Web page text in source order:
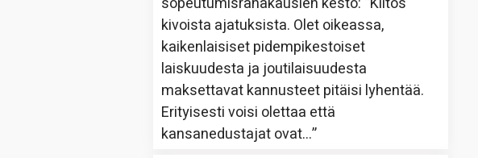
kivoista ajatuksista. Olet oikeassa,
kaikenlaisiset pidempikestoiset
laiskuudesta ja joutilaisuudesta
maksettavat kannusteet pitäisi lyhentää.
Erityisesti voisi olettaa että
kansanedustajat ovat…”